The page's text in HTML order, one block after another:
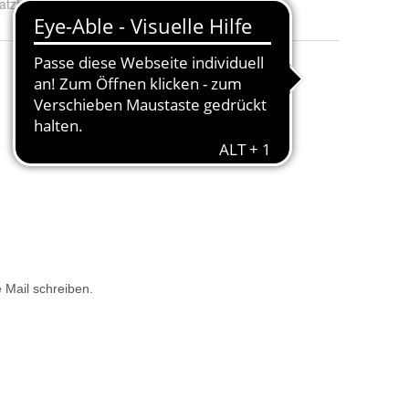
: Nr.1 Gehäuseschale, Nr.6 Luftleitring, Nr.8 Firmenschild,